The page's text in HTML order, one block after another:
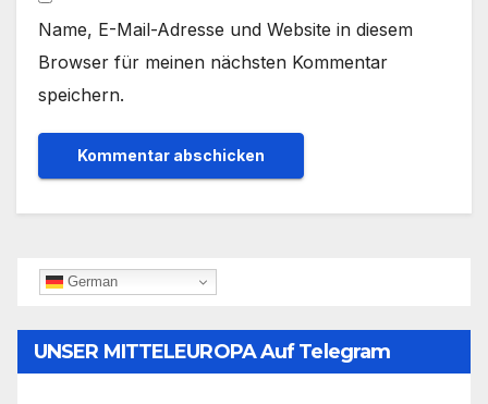
Name, E-Mail-Adresse und Website in diesem
Browser für meinen nächsten Kommentar
speichern.
German
UNSER MITTELEUROPA Auf Telegram